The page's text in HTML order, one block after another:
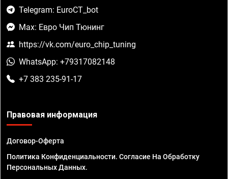
Telegram: EuroCT_bot
Max: Евро Чип Тюнинг
https://vk.com/euro_chip_tuning
WhatsApp: +79317082148
+7 383 235-91-17
Правовая информация
Договор-Оферта
Политика Конфиденциальности. Согласие На Обработку
Персональных Данных.